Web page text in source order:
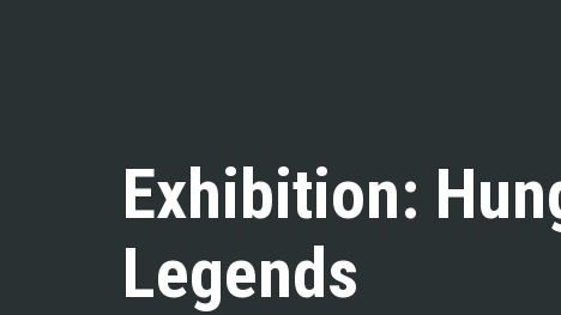
Exhibition:
Legends